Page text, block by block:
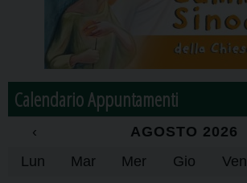
Calendario Appuntamenti
‹ AGOSTO 2026
Lun
Mar Mer Gio Ven